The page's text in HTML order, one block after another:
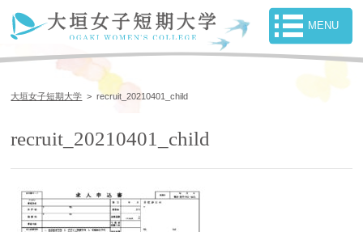
大垣女子短期大学 >recruit_20210401_child
recruit_20210401_child